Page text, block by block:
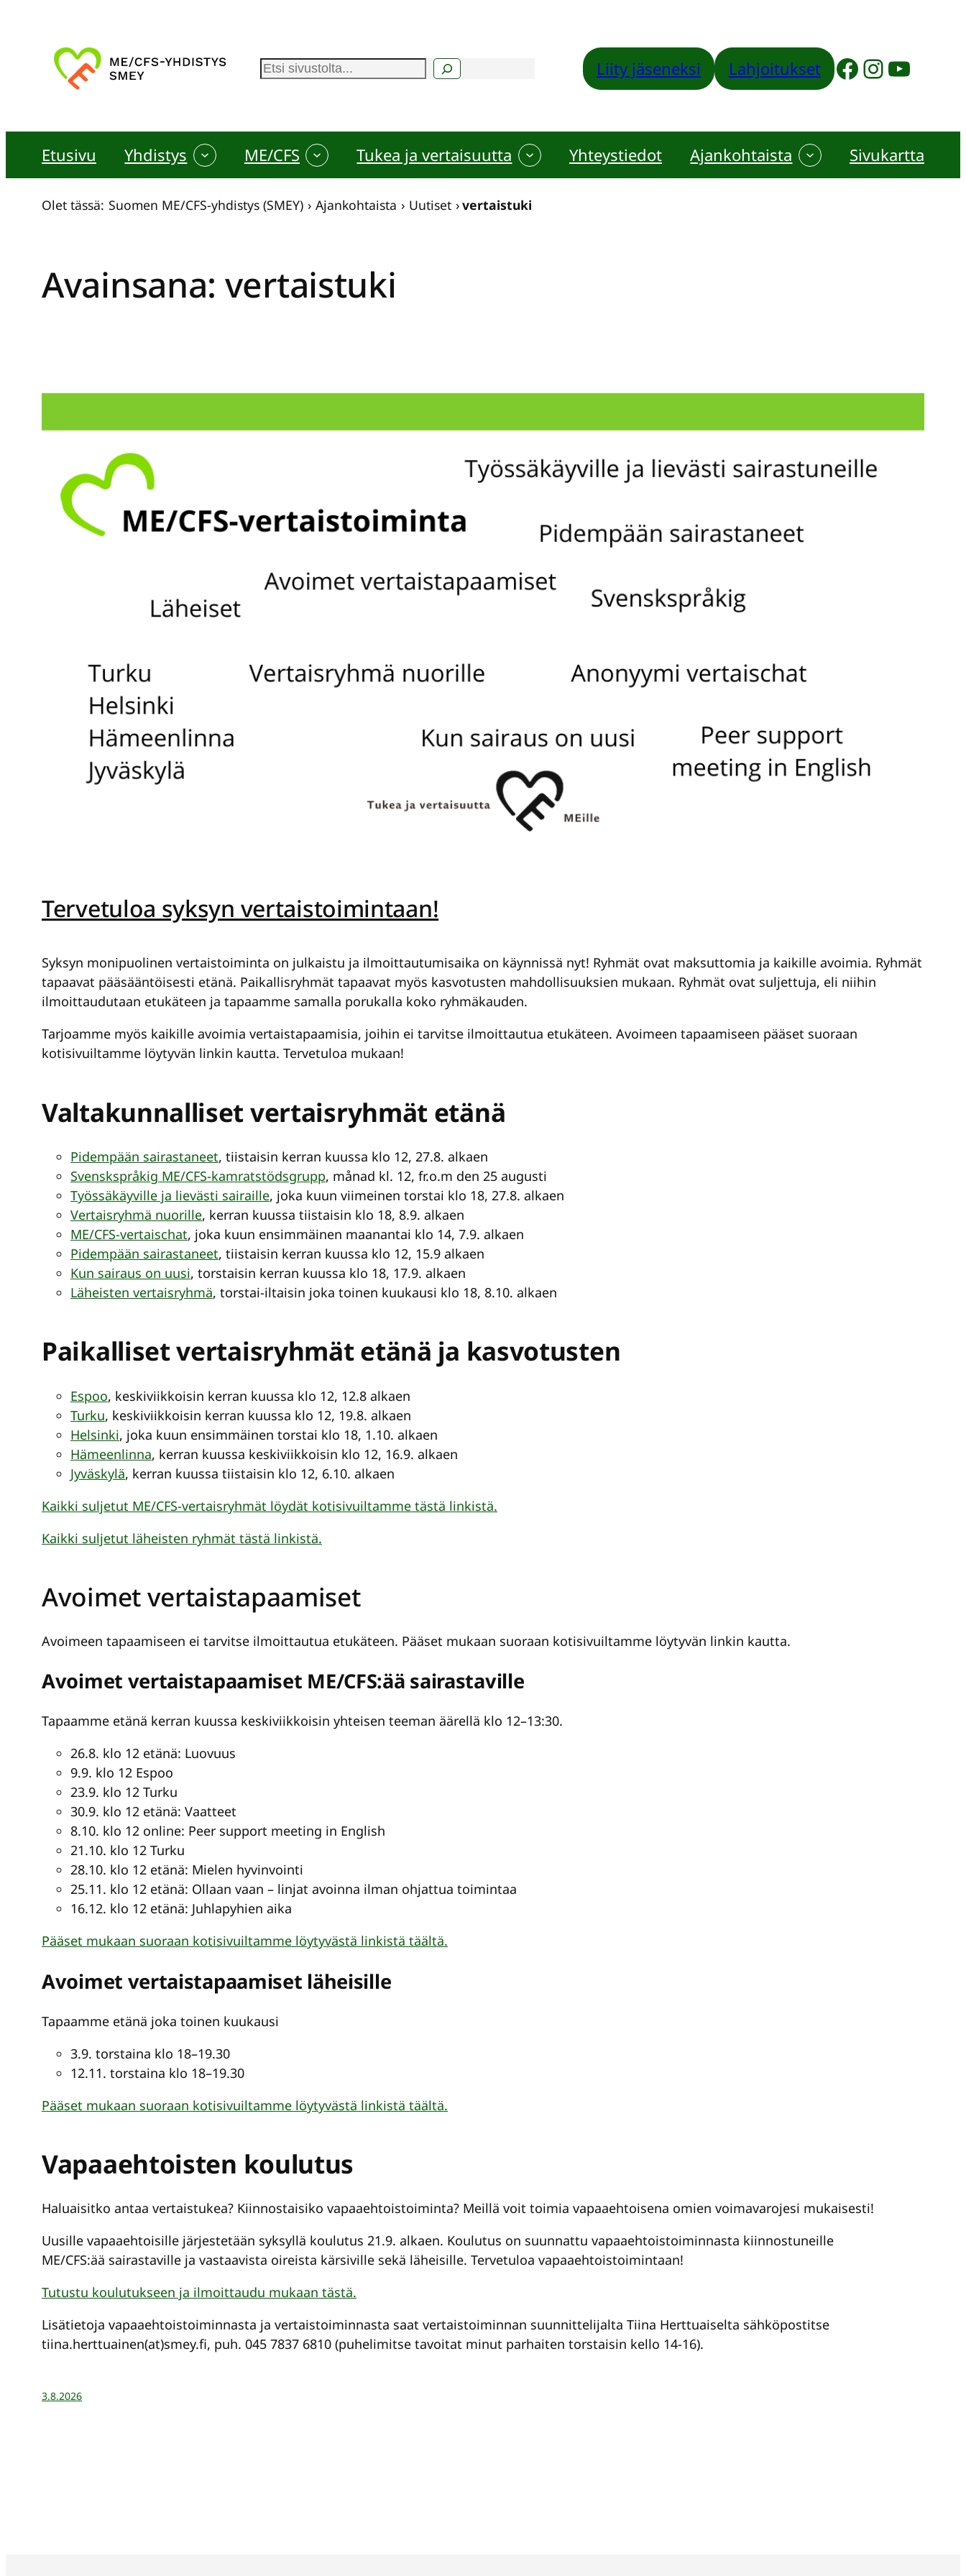
E
Liity jäseneksi Lahjoitukset Facebook InstagramYouTube
Etusivu Yhdistys ME/CFS Tukea ja vertaisuutta Yhteystiedot Ajankohtaista Sivukartta
Olet tässä: Suomen ME/CFS-yhdistys (SMEY) › Ajankohtaista › Uutiset ›vertaistuki
Avainsana: vertaistuki
Tervetuloa syksyn vertaistoimintaan!
Syksyn monipuolinen vertaistoiminta on julkaistu ja ilmoittautumisaika on käynnissä nyt! Ryhmät ovat maksuttomia ja kaikille avoimia. Ryhmät
tapaavat pääsääntöisesti etänä. Paikallisryhmät tapaavat myös kasvotusten mahdollisuuksien mukaan. Ryhmät ovat suljettuja, eli niihin
ilmoittaudutaan etukäteen ja tapaamme samalla porukalla koko ryhmäkauden.
Tarjoamme myös kaikille avoimia vertaistapaamisia, joihin ei tarvitse ilmoittautua etukäteen. Avoimeen tapaamiseen pääset suoraan
kotisivuiltamme löytyvän linkin kautta. Tervetuloa mukaan!
Valtakunnalliset vertaisryhmät etänä
Pidempään sairastaneet, tiistaisin kerran kuussa klo 12, 27.8. alkaen
Svenskspråkig ME/CFS-kamratstödsgrupp, månad kl. 12, fr.o.m den 25 augusti
Työssäkäyville ja lievästi sairaille, joka kuun viimeinen torstai klo 18, 27.8. alkaen
Vertaisryhmä nuorille, kerran kuussa tiistaisin klo 18, 8.9. alkaen
ME/CFS-vertaischat, joka kuun ensimmäinen maanantai klo 14, 7.9. alkaen
Pidempään sairastaneet, tiistaisin kerran kuussa klo 12, 15.9 alkaen
Kun sairaus on uusi, torstaisin kerran kuussa klo 18, 17.9. alkaen
Läheisten vertaisryhmä, torstai-iltaisin joka toinen kuukausi klo 18, 8.10. alkaen
Paikalliset vertaisryhmät etänä ja kasvotusten
Espoo, keskiviikkoisin kerran kuussa klo 12, 12.8 alkaen
Turku, keskiviikkoisin kerran kuussa klo 12, 19.8. alkaen
Helsinki, joka kuun ensimmäinen torstai klo 18, 1.10. alkaen
Hämeenlinna, kerran kuussa keskiviikkoisin klo 12, 16.9. alkaen
Jyväskylä, kerran kuussa tiistaisin klo 12, 6.10. alkaen
Kaikki suljetut ME/CFS-vertaisryhmät löydät kotisivuiltamme tästä linkistä.
Kaikki suljetut läheisten ryhmät tästä linkistä.
Avoimet vertaistapaamiset
Avoimeen tapaamiseen ei tarvitse ilmoittautua etukäteen. Pääset mukaan suoraan kotisivuiltamme löytyvän linkin kautta.
Avoimet vertaistapaamiset ME/CFS:ää sairastaville
Tapaamme etänä kerran kuussa keskiviikkoisin yhteisen teeman äärellä klo 12–13:30.
26.8. klo 12 etänä: Luovuus
9.9. klo 12 Espoo
23.9. klo 12 Turku
30.9. klo 12 etänä: Vaatteet
8.10. klo 12 online: Peer support meeting in English
21.10. klo 12 Turku
28.10. klo 12 etänä: Mielen hyvinvointi
25.11. klo 12 etänä: Ollaan vaan – linjat avoinna ilman ohjattua toimintaa
16.12. klo 12 etänä: Juhlapyhien aika
Pääset mukaan suoraan kotisivuiltamme löytyvästä linkistä täältä.
Avoimet vertaistapaamiset läheisille
Tapaamme etänä joka toinen kuukausi
3.9. torstaina klo 18–19.30
12.11. torstaina klo 18–19.30
Pääset mukaan suoraan kotisivuiltamme löytyvästä linkistä täältä.
Vapaaehtoisten koulutus
Haluaisitko antaa vertaistukea? Kiinnostaisiko vapaaehtoistoiminta? Meillä voit toimia vapaaehtoisena omien voimavarojesi mukaisesti!
Uusille vapaaehtoisille järjestetään syksyllä koulutus 21.9. alkaen. Koulutus on suunnattu vapaaehtoistoiminnasta kiinnostuneille
ME/CFS:ää sairastaville ja vastaavista oireista kärsiville sekä läheisille. Tervetuloa vapaaehtoistoimintaan!
Tutustu koulutukseen ja ilmoittaudu mukaan tästä.
Lisätietoja vapaaehtoistoiminnasta ja vertaistoiminnasta saat vertaistoiminnan suunnittelijalta Tiina Herttuaiselta sähköpostitse
tiina.herttuainen(at)smey.fi, puh. 045 7837 6810 (puhelimitse tavoitat minut parhaiten torstaisin kello 14-16).
3.8.2026